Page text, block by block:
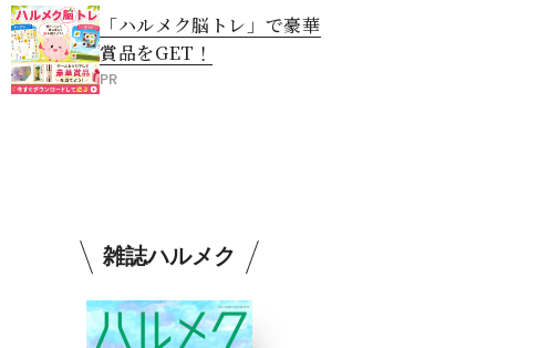
「ハルメク脳トレ」で豪華
賞品をGET！
PR
雑誌ハルメク